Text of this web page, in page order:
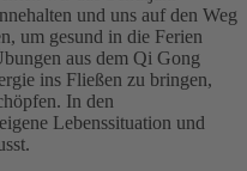
und uns auf den Weg
um gesund in die Ferien
aus dem Qi Gong
ins Fließen zu bringen,
In den
Lebenssituation und